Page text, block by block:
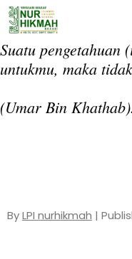
Skip
Suatu
untukmu, maka
(Umar Bin Khathab).
ByLPI nurhikmah |